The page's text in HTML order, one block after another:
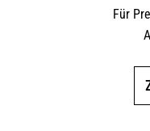
Für